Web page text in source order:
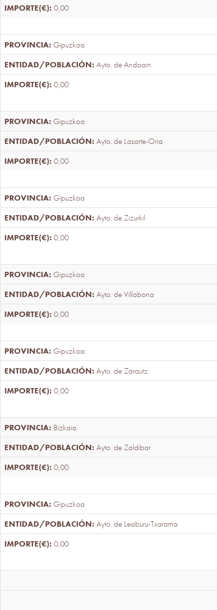
0,00
Gipuzkoa
Ayto. de Andoain
0,00
Gipuzkoa
Ayto. de Lasarte-Oria
0,00
Gipuzkoa
Ayto. de Zizurkil
0,00
Gipuzkoa
Ayto. de Villabona
0,00
Gipuzkoa
Ayto. de Zarautz
0,00
Bizkaia
Ayto. de Zaldibar
0,00
Gipuzkoa
Ayto. de Leaburu-Txarama
0,00